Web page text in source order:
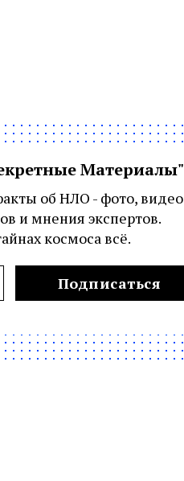
Материалы"
об НЛО - фото, видео
и мнения экспертов.
космоса всё.
Подписаться